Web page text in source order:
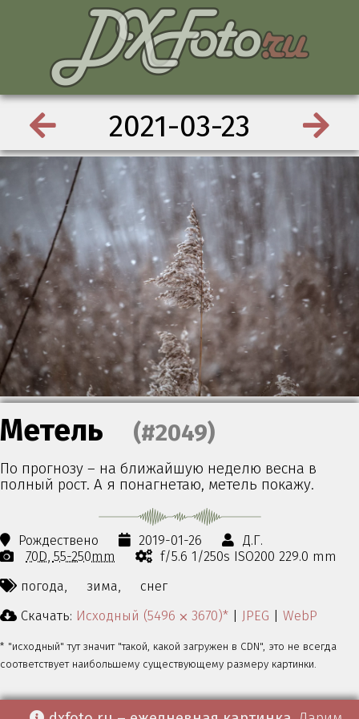
2021-03-23
Метель (#2049)
По прогнозу – на ближайшую неделю весна в
полный рост. А я понагнетаю, метель покажу.
Рождествено 2019-01-26
Д.Г.
70D 55-250mm
f/5.6 1/250s ISO200 229.0 mm
погода,
зима,
снег
Скачать: Исходный (5496 ⨉ 3670)* | JPEG | WebP
* "исходный" тут значит "такой, какой загружен в CDN", это не всегда
соответствует наибольшему существующему размеру картинки.